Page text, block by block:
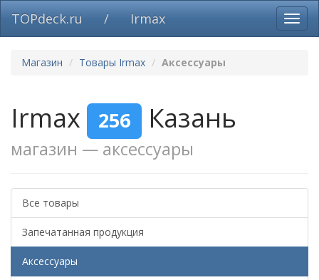
TOPdeck.ru / Irmax
Магазин Товары Irmax Аксессуары
Irmax 256 Казань
магазин — аксессуары
Все товары
Запечатанная продукция
Аксессуары